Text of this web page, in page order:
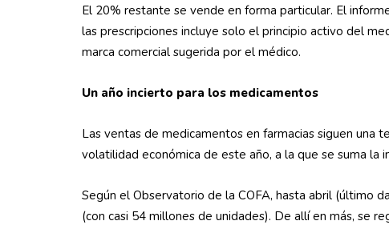
El 20% restante se vende en forma particular. El
las prescripciones incluye solo el principio activo del
marca comercial sugerida por el médico.
Un año incierto para los medicamentos
Las ventas de medicamentos en farmacias siguen una
volatilidad económica de este año, a la que se suma la
Según el Observatorio de la COFA, hasta abril (último
(con casi 54 millones de unidades). De allí en más, se